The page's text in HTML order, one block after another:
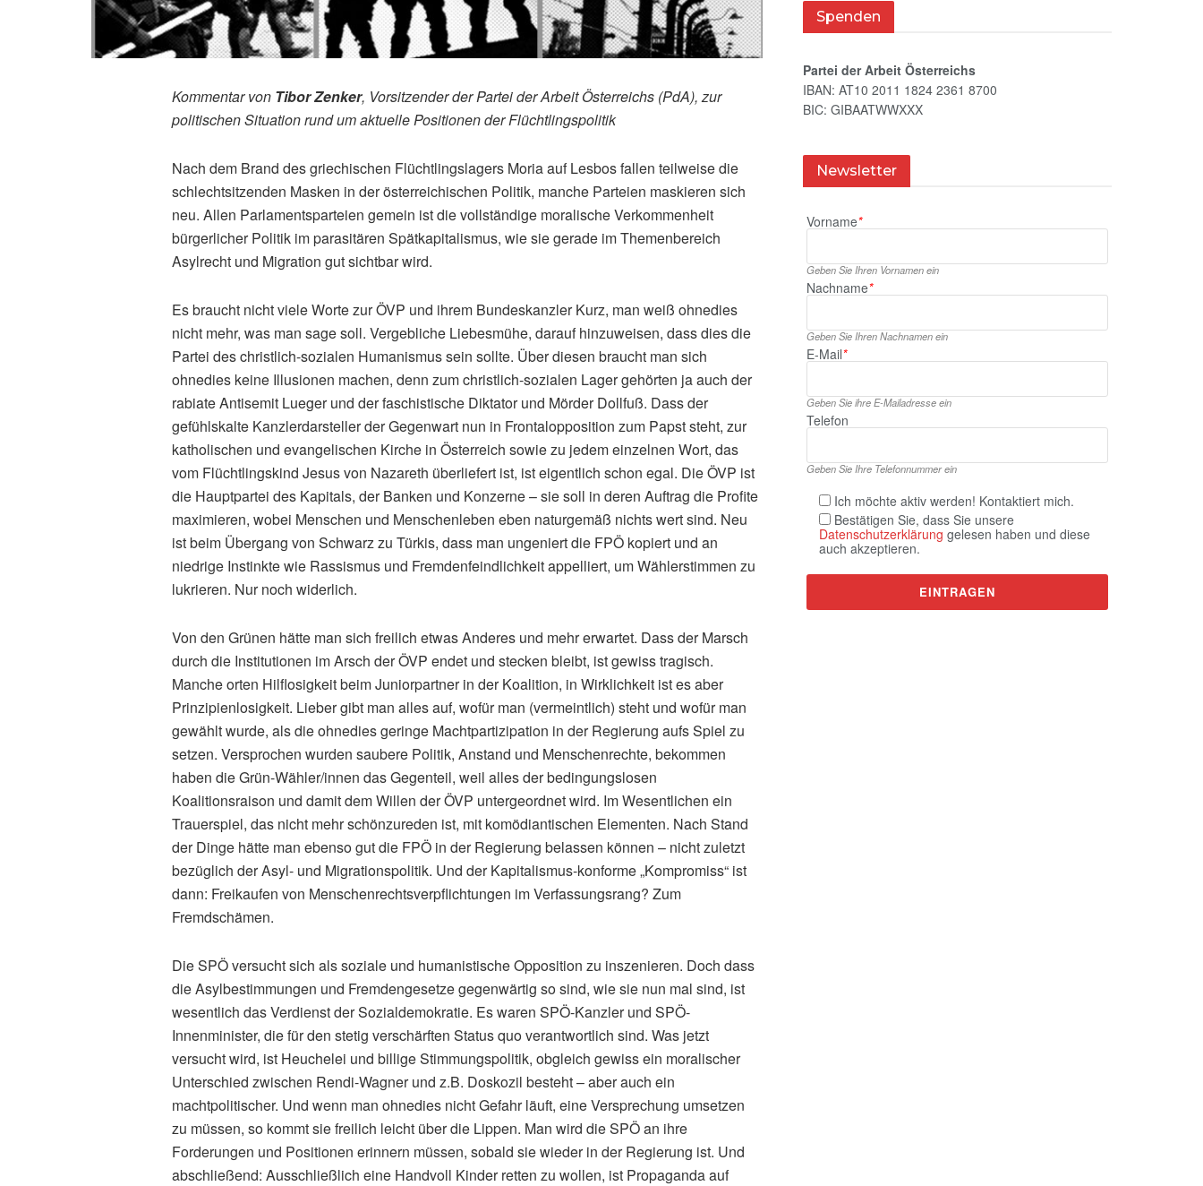
Kommentar von Tibor Zenker, Vorsitzender der Partei der Arbeit Österreichs (PdA), zur
politischen Situation rund um aktuelle Positionen der Flüchtlingspolitik
Nach dem Brand des griechischen Flüchtlingslagers Moria auf Lesbos fallen teilweise die
schlechtsitzenden Masken in der österreichischen Politik, manche Parteien maskieren sich
neu. Allen Parlamentsparteien gemein ist die vollständige moralische Verkommenheit
bürgerlicher Politik im parasitären Spätkapitalismus, wie sie gerade im Themenbereich
Asylrecht und Migration gut sichtbar wird.
Es braucht nicht viele Worte zur ÖVP und ihrem Bundeskanzler Kurz, man weiß ohnedies
nicht mehr, was man sage soll. Vergebliche Liebesmühe, darauf hinzuweisen, dass dies die
Partei des christlich-sozialen Humanismus sein sollte. Über diesen braucht man sich
ohnedies keine Illusionen machen, denn zum christlich-sozialen Lager gehörten ja auch der
rabiate Antisemit Lueger und der faschistische Diktator und Mörder Dollfuß. Dass der
gefühlskalte Kanzlerdarsteller der Gegenwart nun in Frontalopposition zum Papst steht, zur
katholischen und evangelischen Kirche in Österreich sowie zu jedem einzelnen Wort, das
vom Flüchtlingskind Jesus von Nazareth überliefert ist, ist eigentlich schon egal. Die ÖVP ist
die Hauptpartei des Kapitals, der Banken und Konzerne – sie soll in deren Auftrag die Profite
maximieren, wobei Menschen und Menschenleben eben naturgemäß nichts wert sind. Neu
ist beim Übergang von Schwarz zu Türkis, dass man ungeniert die FPÖ kopiert und an
niedrige Instinkte wie Rassismus und Fremdenfeindlichkeit appelliert, um Wählerstimmen zu
lukrieren. Nur noch widerlich.
Von den Grünen hätte man sich freilich etwas Anderes und mehr erwartet. Dass der Marsch
durch die Institutionen im Arsch der ÖVP endet und stecken bleibt, ist gewiss tragisch.
Manche orten Hilflosigkeit beim Juniorpartner in der Koalition, in Wirklichkeit ist es aber
Prinzipienlosigkeit. Lieber gibt man alles auf, wofür man (vermeintlich) steht und wofür man
gewählt wurde, als die ohnedies geringe Machtpartizipation in der Regierung aufs Spiel zu
setzen. Versprochen wurden saubere Politik, Anstand und Menschenrechte, bekommen
haben die Grün-Wähler/innen das Gegenteil, weil alles der bedingungslosen
Koalitionsraison und damit dem Willen der ÖVP untergeordnet wird. Im Wesentlichen ein
Trauerspiel, das nicht mehr schönzureden ist, mit komödiantischen Elementen. Nach Stand
der Dinge hätte man ebenso gut die FPÖ in der Regierung belassen können – nicht zuletzt
bezüglich der Asyl- und Migrationspolitik. Und der Kapitalismus-konforme „Kompromiss“ ist
dann: Freikaufen von Menschenrechtsverpflichtungen im Verfassungsrang? Zum
Fremdschämen.
Die SPÖ versucht sich als soziale und humanistische Opposition zu inszenieren. Doch dass
die Asylbestimmungen und Fremdengesetze gegenwärtig so sind, wie sie nun mal sind, ist
wesentlich das Verdienst der Sozialdemokratie. Es waren SPÖ-Kanzler und SPÖ-
Innenminister, die für den stetig verschärften Status quo verantwortlich sind. Was jetzt
versucht wird, ist Heuchelei und billige Stimmungspolitik, obgleich gewiss ein moralischer
Unterschied zwischen Rendi-Wagner und z.B. Doskozil besteht – aber auch ein
machtpolitischer. Und wenn man ohnedies nicht Gefahr läuft, eine Versprechung umsetzen
zu müssen, so kommt sie freilich leicht über die Lippen. Man wird die SPÖ an ihre
Forderungen und Positionen erinnern müssen, sobald sie wieder in der Regierung ist. Und
abschließend: Ausschließlich eine Handvoll Kinder retten zu wollen, ist Propaganda auf
Spenden
Partei der Arbeit Österreichs
IBAN: AT10 2011 1824 2361 8700
BIC: GIBAATWWXXX
Newsletter
Vorname*
Geben Sie Ihren Vornamen ein
Nachname*
Geben Sie Ihren Nachnamen ein
E‑Mail*
Geben Sie ihre E‑Mailadresse ein
Telefon
Geben Sie Ihre Telefonnummer ein
Ich möchte aktiv werden! Kontaktiert mich.
Bestätigen Sie, dass Sie unsere
Datenschutzerklärung gelesen haben und diese
auch akzeptieren.